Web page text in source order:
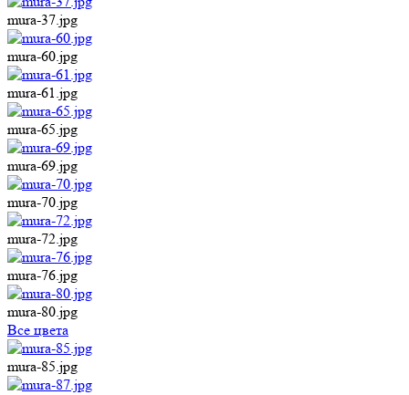
mura-37.jpg
mura-60.jpg
mura-61.jpg
mura-65.jpg
mura-69.jpg
mura-70.jpg
mura-72.jpg
mura-76.jpg
mura-80.jpg
Все цвета
mura-85.jpg